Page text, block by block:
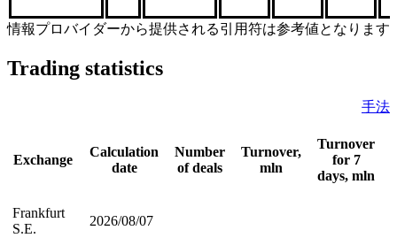
情報プロバイダーから提供される引用符は参考値となります
Trading statistics
手法
Exchange
Calculation
date
Number
of deals
Turnover,
mln
Turnover
for 7
days, mln
Frankfurt
S.E.
2026/08/07